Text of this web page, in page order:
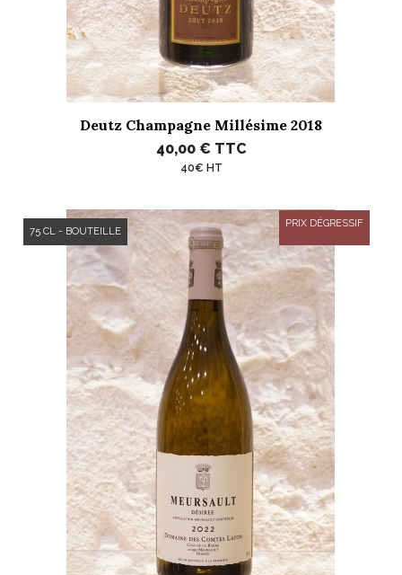
Deutz Champagne Millésime 2018
40,00 € TTC
40€ HT
75 CL - BOUTEILLE
PRIX DÉGRESSIF